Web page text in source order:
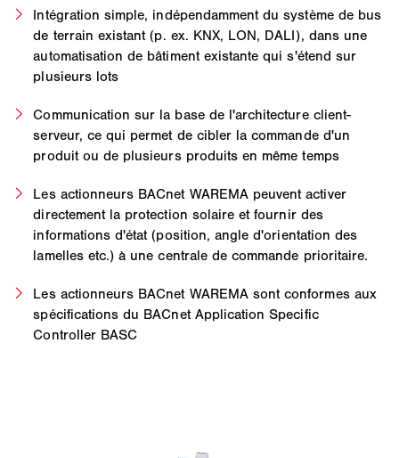
Intégration simple, indépendamment du système de bus
de terrain existant (p. ex. KNX, LON, DALI), dans une
automatisation de bâtiment existante qui s'étend sur
plusieurs lots
Communication sur la base de l'architecture client-
serveur, ce qui permet de cibler la commande d'un
produit ou de plusieurs produits en même temps
Les actionneurs BACnet WAREMA peuvent activer
directement la protection solaire et fournir des
informations d'état (position, angle d'orientation des
lamelles etc.) à une centrale de commande prioritaire.
Les actionneurs BACnet WAREMA sont conformes aux
spécifications du BACnet Application Specific
Controller BASC